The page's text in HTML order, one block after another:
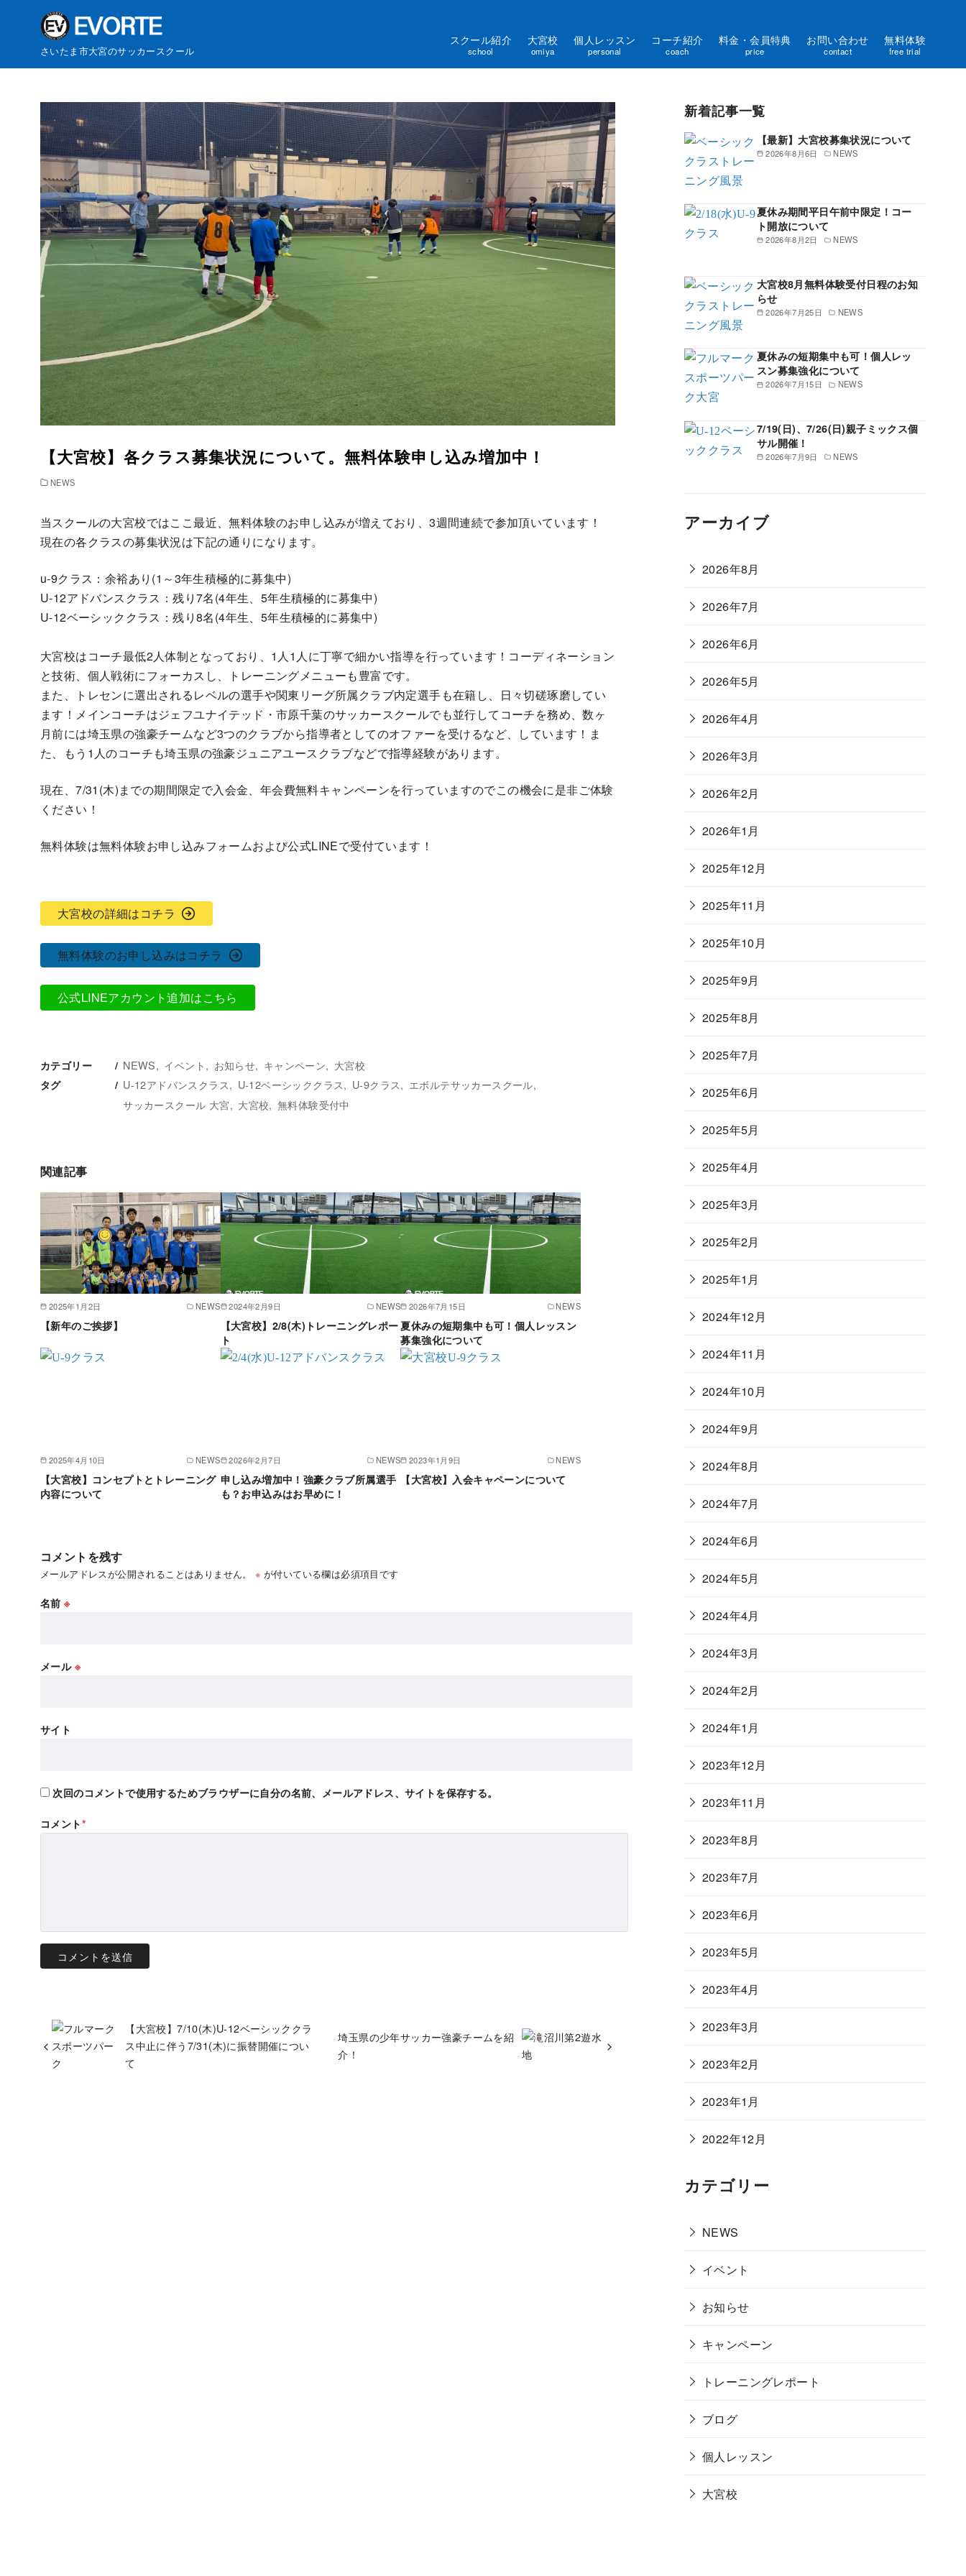
さいたま市大宮のサッカースクール
スクール紹介
school
大宮校
omiya
個人レッスン
personal
コーチ紹介
coach
料金・会員特典
price
お問い合わせ
contact
無料体験
free trial
【大宮校】各クラス募集状況について。無料体験申し込み増加中！
NEWS
当スクールの大宮校ではここ最近、無料体験のお申し込みが増えており、3週間連続で参加頂いています！
現在の各クラスの募集状況は下記の通りになります。
u-9クラス：余裕あり(1～3年生積極的に募集中)
U-12アドバンスクラス：残り7名(4年生、5年生積極的に募集中)
U-12ベーシッククラス：残り8名(4年生、5年生積極的に募集中)
大宮校はコーチ最低2人体制となっており、1人1人に丁寧で細かい指導を行っています！コーディネーション
と技術、個人戦術にフォーカスし、トレーニングメニューも豊富です。
また、トレセンに選出されるレベルの選手や関東リーグ所属クラブ内定選手も在籍し、日々切磋琢磨してい
ます！メインコーチはジェフユナイテッド・市原千葉のサッカースクールでも並行してコーチを務め、数ヶ
月前には埼玉県の強豪チームなど3つのクラブから指導者としてのオファーを受けるなど、しています！ま
た、もう1人のコーチも埼玉県の強豪ジュニアユースクラブなどで指導経験があります。
現在、7/31(木)までの期間限定で入会金、年会費無料キャンペーンを行っていますのでこの機会に是非ご体験
ください！
無料体験は無料体験お申し込みフォームおよび公式LINEで受付ています！
大宮校の詳細はコチラ
無料体験のお申し込みはコチラ
公式LINEアカウント追加はこちら
カテゴリー NEWS イベント お知らせ キャンペーン 大宮校
タグ U-12アドバンスクラス U-12ベーシッククラス U-9クラス
エボルテサッカースクール
サッカースクール 大宮
大宮校 無料体験受付中
関連記事
2025年1月2日 NEWS
【新年のご挨拶】
2024年2月9日 NEWS
【大宮校】2/8(木)トレーニングレポー
ト
2026年7月15日 NEWS
夏休みの短期集中も可！個人レッスン
募集強化について
2025年4月10日 NEWS
【大宮校】コンセプトとトレーニング
内容について
2026年2月7日 NEWS
申し込み増加中！強豪クラブ所属選手
も？お申込みはお早めに！
2023年1月9日 NEWS
【大宮校】入会キャペーンについて
コメントを残す
メールアドレスが公開されることはありません。 ※ が付いている欄は必須項目です
名前※
メール ※
サイト
次回のコメントで使用するためブラウザーに自分の名前、メールアドレス、サイトを保存する。
コメント*
【大宮校】7/10(木)U-12ベーシッククラ
ス中止に伴う7/31(木)に振替開催につい
て
埼玉県の少年サッカー強豪チームを紹
介！
新着記事一覧
2026年8月6日 NEWS
【最新】大宮校募集状況について
2026年8月2日 NEWS
夏休み期間平日午前中限定！コー
ト開放について
2026年7月25日 NEWS
大宮校8月無料体験受付日程のお知
らせ
2026年7月15日 NEWS
夏休みの短期集中も可！個人レッ
スン募集強化について
2026年7月9日 NEWS
7/19(日)、7/26(日)親子ミックス個
サル開催！
アーカイブ
2026年8月
2026年7月
2026年6月
2026年5月
2026年4月
2026年3月
2026年2月
2026年1月
2025年12月
2025年11月
2025年10月
2025年9月
2025年8月
2025年7月
2025年6月
2025年5月
2025年4月
2025年3月
2025年2月
2025年1月
2024年12月
2024年11月
2024年10月
2024年9月
2024年8月
2024年7月
2024年6月
2024年5月
2024年4月
2024年3月
2024年2月
2024年1月
2023年12月
2023年11月
2023年8月
2023年7月
2023年6月
2023年5月
2023年4月
2023年3月
2023年2月
2023年1月
2022年12月
カテゴリー
NEWS
イベント
お知らせ
キャンペーン
トレーニングレポート
ブログ
個人レッスン
大宮校